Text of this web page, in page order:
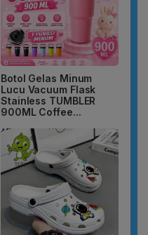
Botol Gelas Minum
Lucu Vacuum Flask
Stainless TUMBLER
900ML Coffee...